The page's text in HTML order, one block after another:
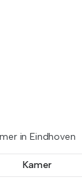
in Eindhoven
Kamer